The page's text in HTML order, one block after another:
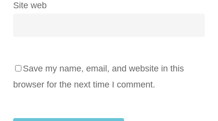
Site web
Save my name, email, and website in this
browser for the next time I comment.